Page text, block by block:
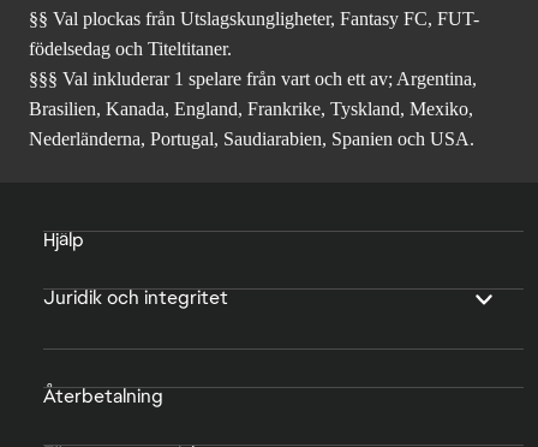
§§ Val plockas från Utslagskungligheter, Fantasy FC, FUT-
födelsedag och Titeltitaner.
§§§ Val inkluderar 1 spelare från vart och ett av; Argentina,
Brasilien, Kanada, England, Frankrike, Tyskland, Mexiko,
Nederländerna, Portugal, Saudiarabien, Spanien och USA.
Hjälp
Juridik och integritet
Återbetalning